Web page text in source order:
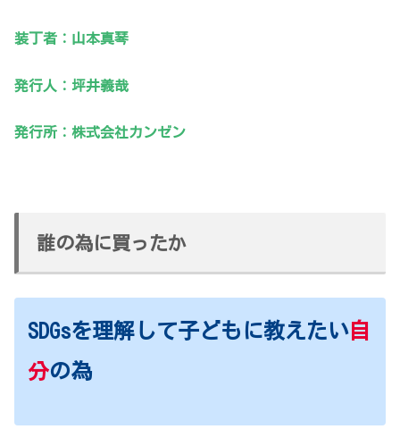
装丁者：山本真琴
発行人：坪井義哉
発行所：株式会社カンゼン
誰の為に買ったか
SDGsを理解して子どもに教えたい 自
分の為